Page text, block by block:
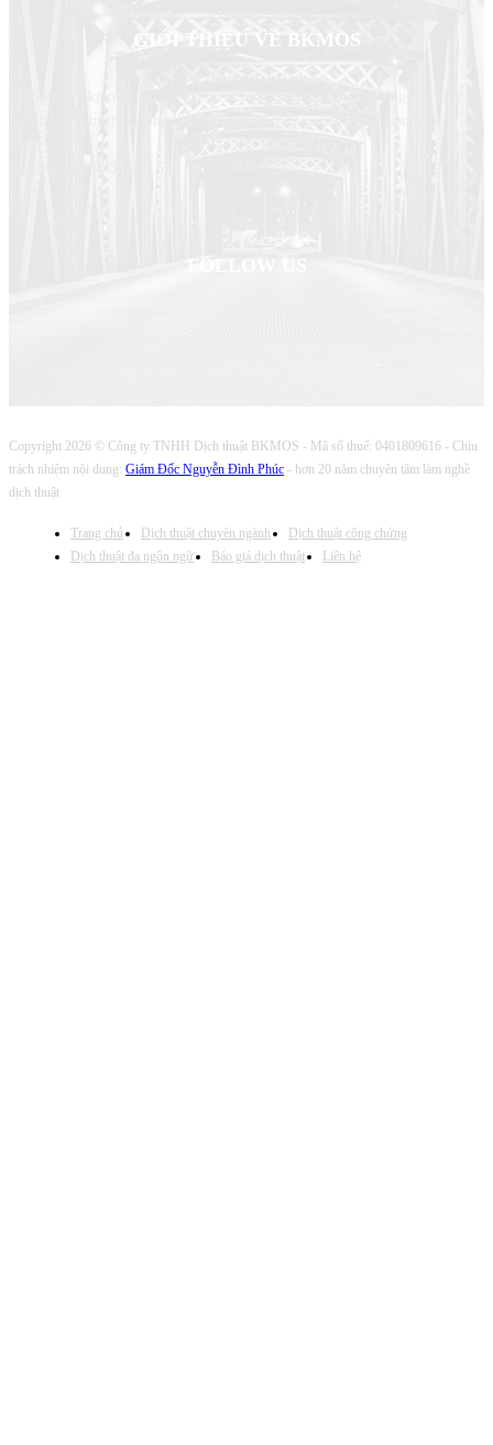
GIỚI THIỆU VỀ BKMOS
FOLLOW US
Copyright 2026 © Công ty TNHH Dịch thuật BKMOS - Mã số thuế: 0401809616 - Chịu
trách nhiệm nội dung: Giám Đốc Nguyễn Đình Phúc - hơn 20 năm chuyên tâm làm nghề
dịch thuật
Trang chủ Dịch thuật chuyên ngành
Dịch thuật công chứng
Dịch thuật đa ngôn ngữ
Báo giá dịch thuật Liên hệ